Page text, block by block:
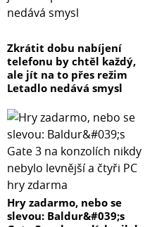
Zkrátit dobu nabíjení
telefonu by chtěl každý,
ale jít na to přes režim
Letadlo nedává smysl
Hry zadarmo, nebo se
slevou: Baldur&#039;s